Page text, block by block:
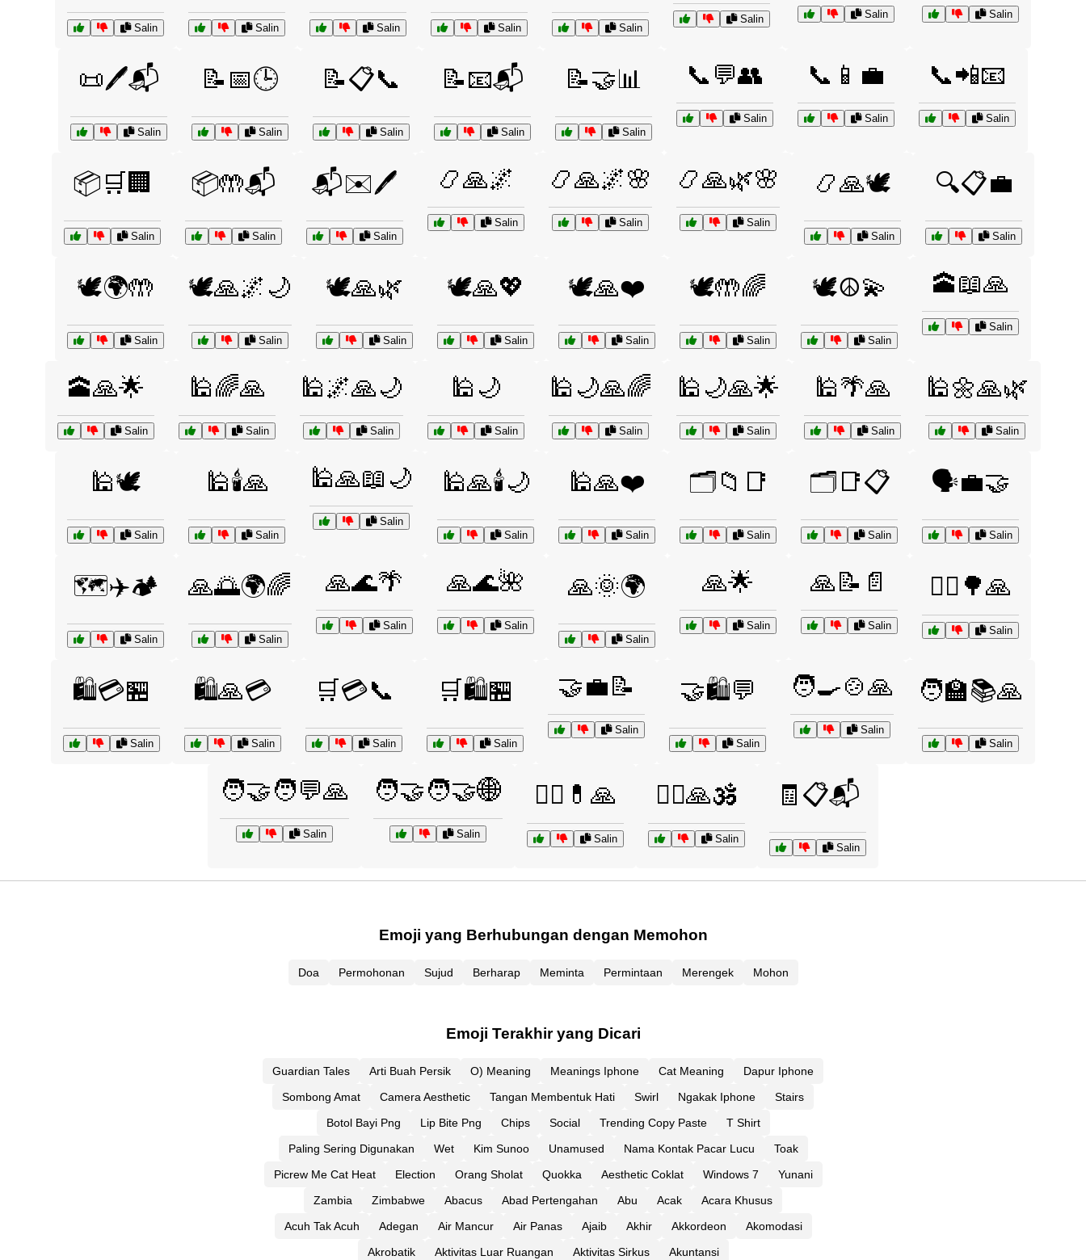
Salin Salin Salin Salin Salin
Salin Salin Salin
📜🖊️📬
Salin
📝📅🕒
Salin
📝📋📞
Salin
📝📧📬
Salin
📝🤝📊
Salin
📞💬👥
Salin
📞📱💼
Salin
📞📲📧
Salin
📦🛒🏢
Salin
📦🤲📬
Salin
📬✉️🖊️
Salin
📿🙏🌌
Salin
📿🙏🌌🌸
Salin
📿🙏🌿🌸
Salin
📿🙏🕊️
Salin
🔍📋💼
Salin
🕊️🌍🤲
Salin
🕊️🙏🌌🌙
Salin
🕊️🙏🌿
Salin
🕊️🙏💖
Salin
🕊️🙏❤️
Salin
🕊️🤲🌈
Salin
🕊️☮️💫
Salin
🕋📖🙏
Salin
🕋🙏🌟
Salin
🕌🌈🙏
Salin
🕌🌌🙏🌙
Salin
🕌🌙
Salin
🕌🌙🙏🌈
Salin
🕌🌙🙏🌟
Salin
🕌🌴🙏
Salin
🕌🌼🙏🌿
Salin
🕌🕊️
Salin
🕌🕯️🙏
Salin
🕌🙏📖🌙
Salin
🕌🙏🕯️🌙
Salin
🕌🙏❤️
Salin
🗂️📁📑
Salin
🗂️📑📋
Salin
🗣️💼🤝
Salin
🗺️✈️🏕️
Salin
🙏🌅🌍🌈
Salin
🙏🌊🌴
Salin
🙏🌊🌺
Salin
🙏🌞🌍
Salin
🙏🌟
Salin
🙏📝📄
Salin
🚴‍♀️🌳🙏
Salin
🛍️💳🏪
Salin
🛍️🙏💳
Salin
🛒💳📞
Salin
🛒🛍️🏪
Salin
🤝💼📝
Salin
🤝🛍️💬
Salin
🧑‍🍳🍲🙏
Salin
🧑‍🏫📚🙏
Salin
🧑‍🤝‍🧑💬🙏
Salin
🧑‍🤝‍🧑🤝🌐
Salin
🧑‍⚕️💊🙏
Salin
🧘‍♀️🙏🕉️
Salin
🧾📋📬
Salin
Emoji yang Berhubungan dengan Memohon
Doa Permohonan Sujud Berharap Meminta Permintaan Merengek Mohon
Emoji Terakhir yang Dicari
Guardian Tales Arti Buah Persik O) Meaning Meanings Iphone Cat Meaning
Dapur Iphone
Sombong Amat
Camera Aesthetic Tangan Membentuk Hati Swirl Ngakak Iphone
Stairs
Botol Bayi Png
Lip Bite Png Chips Social Trending Copy Paste
T Shirt
Paling Sering Digunakan
Wet Kim Sunoo Unamused Nama Kontak Pacar Lucu
Toak
Picrew Me Cat Heat
Election Orang Sholat Quokka Aesthetic Coklat Windows 7
Yunani
Zambia
Zimbabwe Abacus Abad Pertengahan Abu Acak
Acara Khusus
Acuh Tak Acuh
Adegan Air Mancur Air Panas Ajaib Akhir Akkordeon
Akomodasi
Akrobatik
Aktivitas Luar Ruangan Aktivitas Sirkus Akuntansi